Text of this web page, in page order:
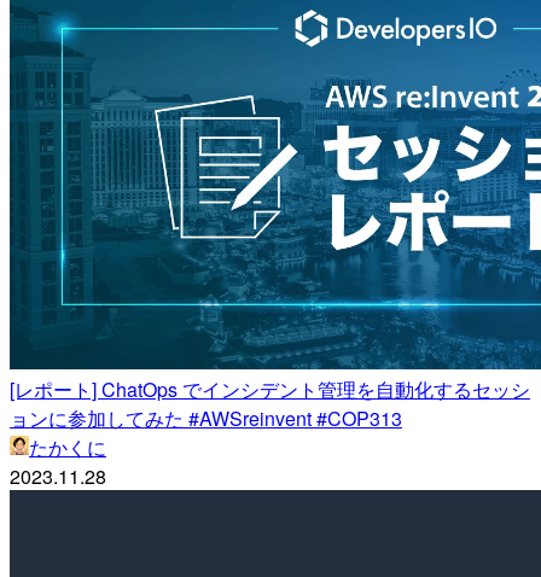
[レポート] ChatOps でインシデント管理を自動化するセッシ
ョンに参加してみた #AWSreinvent #COP313
たかくに
2023.11.28